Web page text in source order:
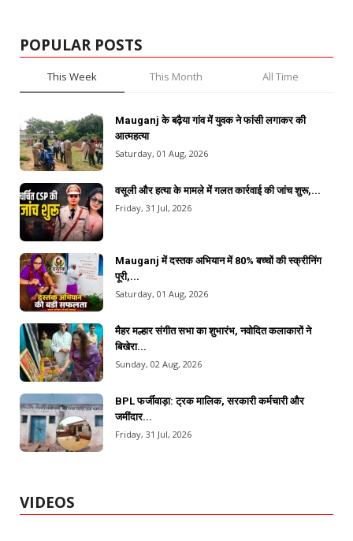
POPULAR POSTS
This Week This Month All Time
Mauganj के बढ़ैया गांव में युवक ने फांसी लगाकर की
आत्महत्या
Saturday, 01 Aug, 2026
वसूली और हत्या के मामले में गलत कार्रवाई की जांच शुरू,...
Friday, 31 Jul, 2026
Mauganj में दस्तक अभियान में 80% बच्चों की स्क्रीनिंग
पूरी,...
Saturday, 01 Aug, 2026
मैहर मल्हार संगीत सभा का शुभारंभ, नवोदित कलाकारों ने
बिखेरा...
Sunday, 02 Aug, 2026
BPL फर्जीवाड़ा: ट्रक मालिक, सरकारी कर्मचारी और
जमींदार...
Friday, 31 Jul, 2026
VIDEOS